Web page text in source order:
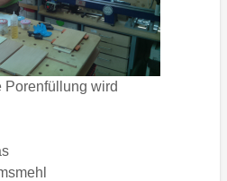
Porenfüllung wird